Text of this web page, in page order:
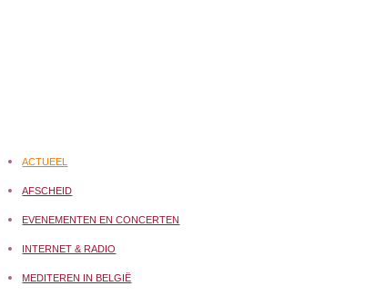
ACTUEEL
AFSCHEID
EVENEMENTEN EN CONCERTEN
INTERNET & RADIO
MEDITEREN IN BELGIË